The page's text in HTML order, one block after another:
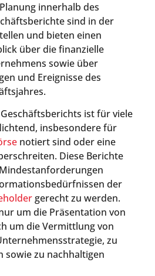
innerhalb des
sind in der
und bieten einen
über die finanzielle
sowie über
und Ereignisse des
ist für viele
insbesondere für
notiert sind oder eine
Diese Berichte
der
gerecht zu werden.
um die Präsentation von
um die Vermittlung von
zu
sowie zu nachhaltigen